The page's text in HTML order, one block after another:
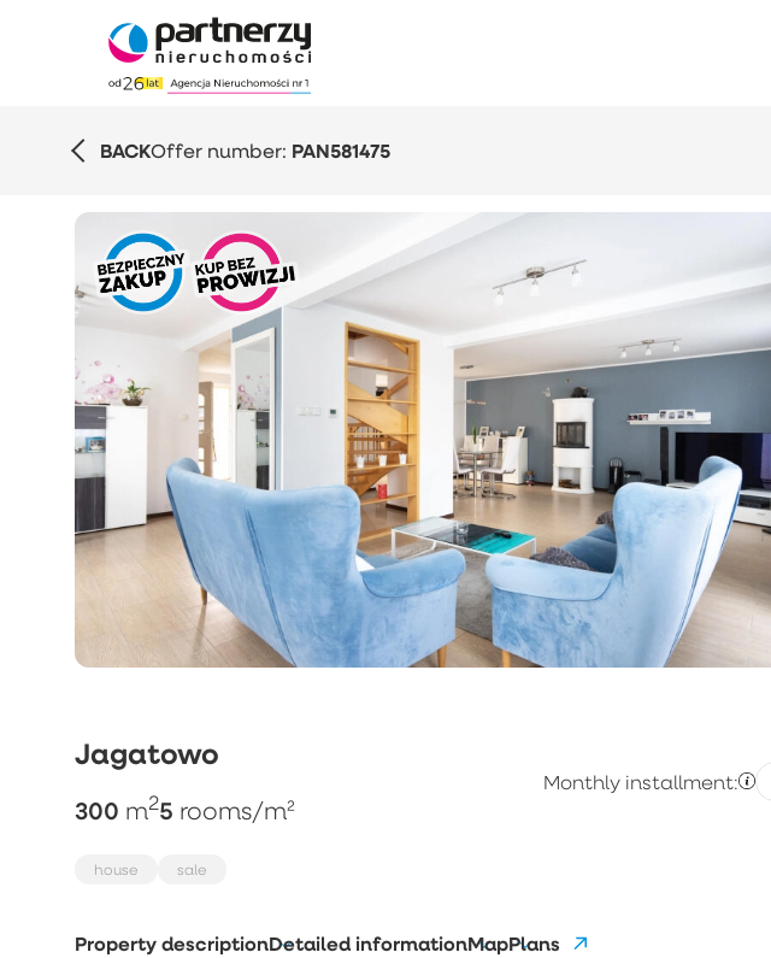
BACKOffer number: PAN581475
Jagatowo
300 m25 rooms/m²
Monthly installment:
house sale
Property descriptionDetailed informationMapPlans